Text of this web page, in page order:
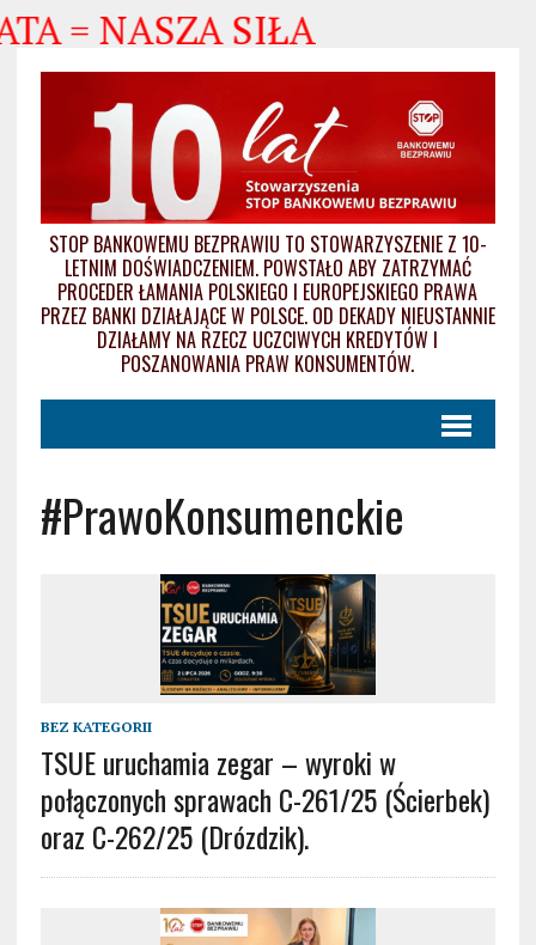
= NASZA SIŁA
STOP BANKOWEMU BEZPRAWIU TO STOWARZYSZENIE Z 10-
LETNIM DOŚWIADCZENIEM. POWSTAŁO ABY ZATRZYMAĆ
PROCEDER ŁAMANIA POLSKIEGO I EUROPEJSKIEGO PRAWA
PRZEZ BANKI DZIAŁAJĄCE W POLSCE. OD DEKADY NIEUSTANNIE
DZIAŁAMY NA RZECZ UCZCIWYCH KREDYTÓW I
POSZANOWANIA PRAW KONSUMENTÓW.
#PrawoKonsumenckie
BEZ KATEGORII
TSUE uruchamia zegar – wyroki w
połączonych sprawach C-261/25 (Ścierbek)
oraz C-262/25 (Drózdzik).